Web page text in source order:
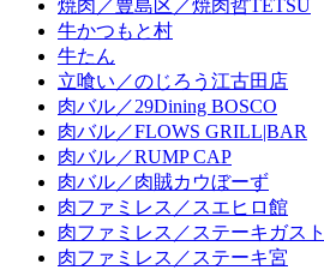
焼肉／豊島区／焼肉哲TETSU
牛かつもと村
牛たん
立喰い／のじろう江古田店
肉バル／29Dining BOSCO
肉バル／FLOWS GRILL|BAR
肉バル／RUMP CAP
肉バル／肉賊カウぼーず
肉ファミレス／スエヒロ館
肉ファミレス／ステーキガスト
肉ファミレス／ステーキ宮